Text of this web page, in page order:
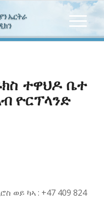
ተዋህዶ ቤተ
ዮርፕላንድ
ወይ ካኣ : +47 409 824